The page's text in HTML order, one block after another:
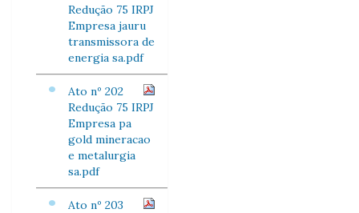
Redução 75 IRPJ
Empresa jauru
transmissora de
energia sa.pdf
Ato nº 202
Redução 75 IRPJ
Empresa pa
gold mineracao
e metalurgia
sa.pdf
Ato nº 203